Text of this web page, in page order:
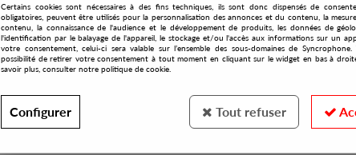
Certains cookies sont nécessaires à des fins techniques, ils sont donc dispensés de
obligatoires, peuvent être utilisés pour la personnalisation des annonces et du contenu, la
contenu, la connaissance de l'audience et le développement de produits, les données de
l'identification par le balayage de l'appareil, le stockage et/ou l'accès aux informations sur un
votre consentement, celui-ci sera valable sur l’ensemble des sous-domaines de
possibilité de retirer votre consentement à tout moment en cliquant sur le widget en bas à
savoir plus, consulter notre politique de cookie.
Configurer Tout refuser